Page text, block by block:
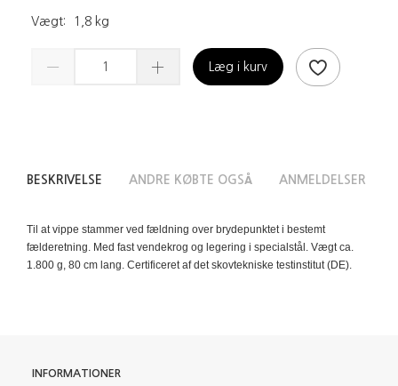
Vægt: 1,8 kg
Læg i kurv
BESKRIVELSE ANDRE KØBTE OGSÅ ANMELDELSER
Til at vippe stammer ved fældning over brydepunktet i bestemt
fælderetning. Med fast vendekrog og legering i specialstål. Vægt ca.
1.800 g, 80 cm lang. Certificeret af det skovtekniske testinstitut (DE).
INFORMATIONER